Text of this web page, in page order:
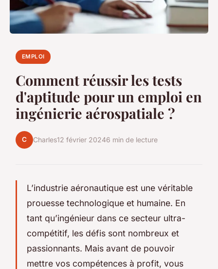
EMPLOI
Comment réussir les tests
d'aptitude pour un emploi en
ingénierie aérospatiale ?
C Charles12 février 20246 min de lecture
L’industrie aéronautique est une véritable
prouesse technologique et humaine. En
tant qu’ingénieur dans ce secteur ultra-
compétitif, les défis sont nombreux et
passionnants. Mais avant de pouvoir
mettre vos compétences à profit, vous